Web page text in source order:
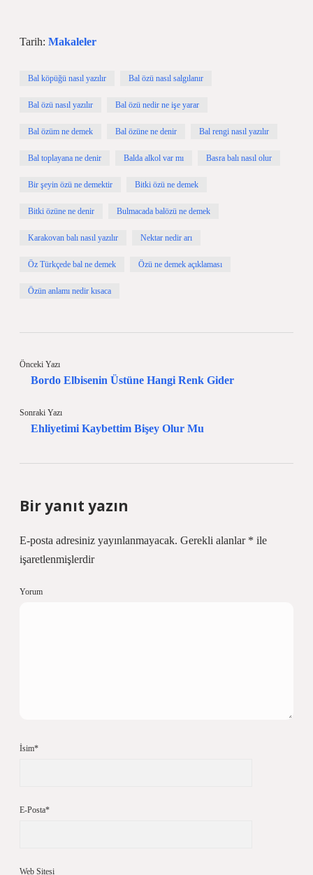
Tarih: Makaleler
Bal köpüğü nasıl yazılır Bal özü nasıl salgılanır
Bal özü nasıl yazılır Bal özü nedir ne işe yarar
Bal özüm ne demek Bal özüne ne denir Bal rengi nasıl yazılır
Bal toplayana ne denir Balda alkol var mı Basra balı nasıl olur
Bir şeyin özü ne demektir Bitki özü ne demek
Bitki özüne ne denir Bulmacada balözü ne demek
Karakovan balı nasıl yazılır Nektar nedir arı
Öz Türkçede bal ne demek Özü ne demek açıklaması
Özün anlamı nedir kısaca
Önceki Yazı
Bordo Elbisenin Üstüne Hangi Renk Gider
Sonraki Yazı
Ehliyetimi Kaybettim Bişey Olur Mu
Bir yanıt yazın
E-posta adresiniz yayınlanmayacak. Gerekli alanlar * ile
işaretlenmişlerdir
Yorum
İsim*
E-Posta*
Web Sitesi